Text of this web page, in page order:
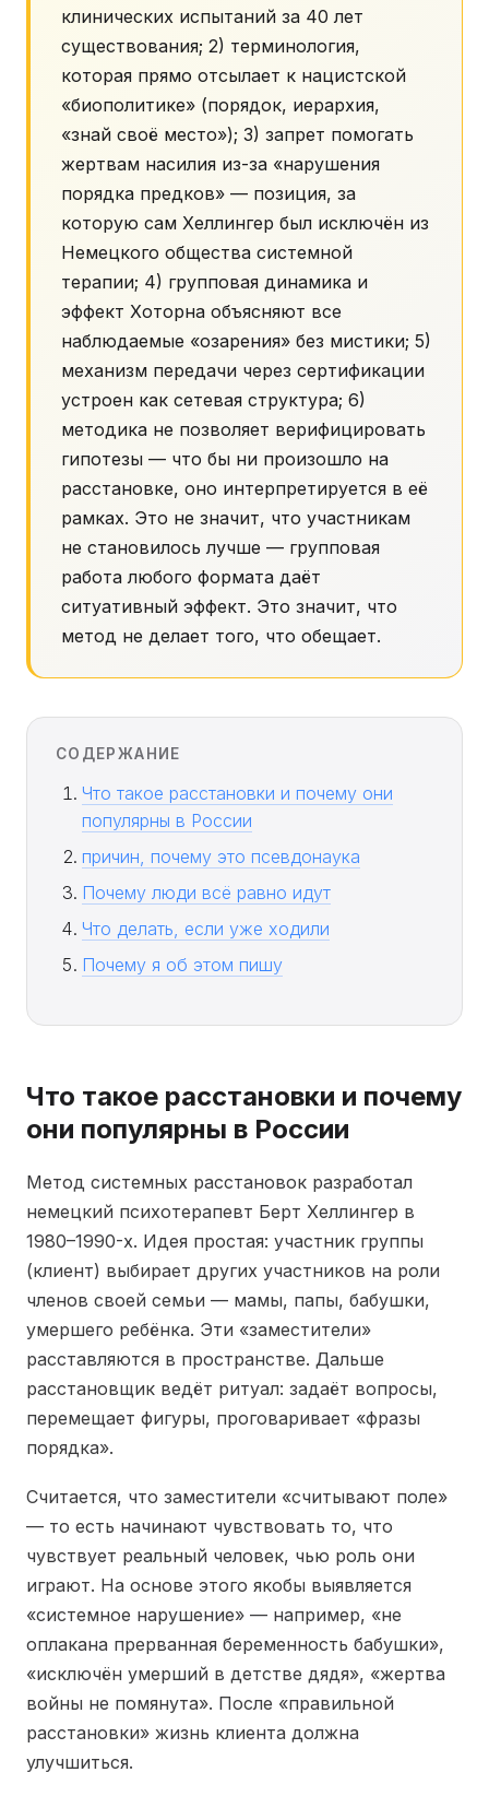
клинических испытаний за 40 лет
существования; 2) терминология,
которая прямо отсылает к нацистской
«биополитике» (порядок, иерархия,
«знай своё место»); 3) запрет помогать
жертвам насилия из-за «нарушения
порядка предков» — позиция, за
которую сам Хеллингер был исключён из
Немецкого общества системной
терапии; 4) групповая динамика и
эффект Хоторна объясняют все
наблюдаемые «озарения» без мистики; 5)
механизм передачи через сертификации
устроен как сетевая структура; 6)
методика не позволяет верифицировать
гипотезы — что бы ни произошло на
расстановке, оно интерпретируется в её
рамках. Это не значит, что участникам
не становилось лучше — групповая
работа любого формата даёт
ситуативный эффект. Это значит, что
метод не делает того, что обещает.
СОДЕРЖАНИЕ
Что такое расстановки и почему они
популярны в России
причин, почему это псевдонаука
Почему люди всё равно идут
Что делать, если уже ходили
Почему я об этом пишу
Что такое расстановки и почему
они популярны в России
Метод системных расстановок разработал
немецкий психотерапевт Берт Хеллингер в
1980–1990-х. Идея простая: участник группы
(клиент) выбирает других участников на роли
членов своей семьи — мамы, папы, бабушки,
умершего ребёнка. Эти «заместители»
расставляются в пространстве. Дальше
расстановщик ведёт ритуал: задаёт вопросы,
перемещает фигуры, проговаривает «фразы
порядка».
Считается, что заместители «считывают поле»
— то есть начинают чувствовать то, что
чувствует реальный человек, чью роль они
играют. На основе этого якобы выявляется
«системное нарушение» — например, «не
оплакана прерванная беременность бабушки»,
«исключён умерший в детстве дядя», «жертва
войны не помянута». После «правильной
расстановки» жизнь клиента должна
улучшиться.